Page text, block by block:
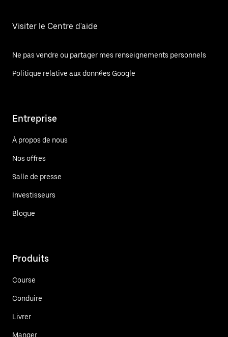
Visiter le Centre d'aide
Ne pas vendre ou partager mes renseignements personnels
Politique relative aux données Google
Entreprise
À propos de nous
Nos offres
Salle de presse
Investisseurs
Blogue
Produits
Course
Conduire
Livrer
Manger